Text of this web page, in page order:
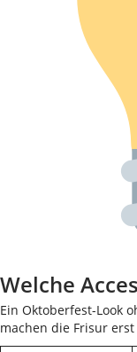
Welche
Ein Oktoberfest-Look
machen die Frisur